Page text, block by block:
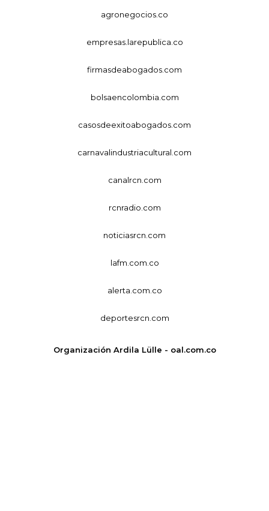
agronegocios.co
empresas.larepublica.co
firmasdeabogados.com
bolsaencolombia.com
casosdeexitoabogados.com
carnavalindustriacultural.com
canalrcn.com
rcnradio.com
noticiasrcn.com
lafm.com.co
alerta.com.co
deportesrcn.com
Organización Ardila Lülle - oal.com.co